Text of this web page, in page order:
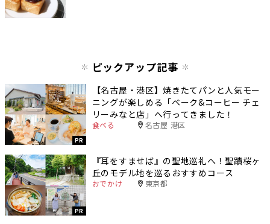
ピックアップ記事
PR
【名古屋・港区】焼きたてパンと人気モー
ニングが楽しめる「ベーク&コーヒー チェ
リーみなと店」へ行ってきました！
食べる 名古屋 港区
PR
『耳をすませば』の聖地巡礼へ！聖蹟桜ヶ
丘のモデル地を巡るおすすめコース
おでかけ 東京都